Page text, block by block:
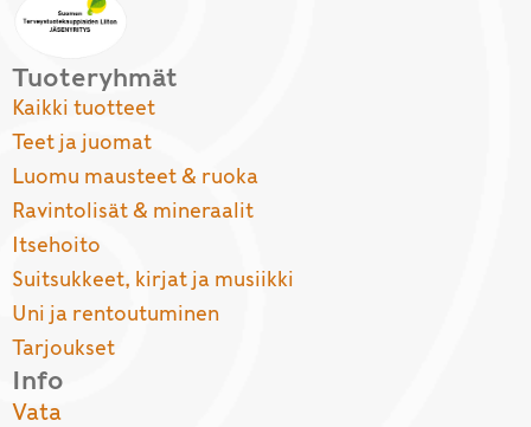
Tuoteryhmät
Kaikki tuotteet
Teet ja juomat
Luomu mausteet & ruoka
Ravintolisät & mineraalit
Itsehoito
Suitsukkeet, kirjat ja musiikki
Uni ja rentoutuminen
Tarjoukset
Info
Vata